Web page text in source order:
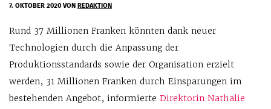
7. OKTOBER 2020VONREDAKTION
Rund 37 Millionen Franken könnten dank neuer
Technologien durch die Anpassung der
Produktionsstandards sowie der Organisation erzielt
werden, 31 Millionen Franken durch Einsparungen im
bestehenden Angebot, informierte Direktorin Nathalie